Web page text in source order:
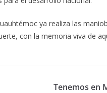
ya realiza las
con la memoria viva de
Tenemos en